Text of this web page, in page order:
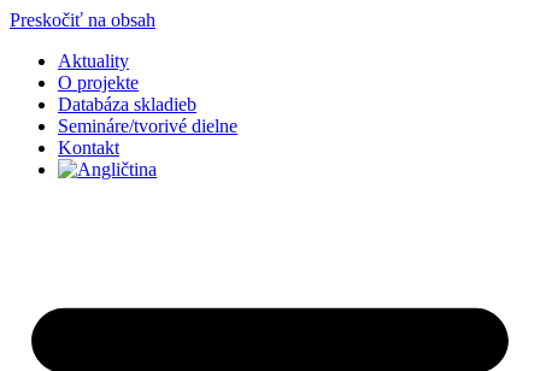
Preskočiť na obsah
Aktuality
O projekte
Databáza skladieb
Semináre/tvorivé dielne
Kontakt